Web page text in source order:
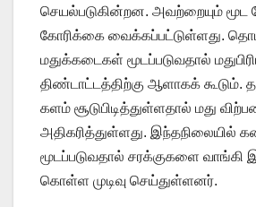
செயல்படுகின்றன. அவற்றையும் மூட
கோரிக்கை வைக்கப்பட்டுள்ளது.
மதுக்கடைகள் மூடப்படுவதால்
திண்டாட்டத்திற்கு ஆளாகக் கூடும்.
களம் சூடுபிடித்துள்ளதால் மது
அதிகரித்துள்ளது. இந்தநிலையில்
மூடப்படுவதால் சரக்குகளை வாங்கி
கொள்ள முடிவு செய்துள்ளனர்.